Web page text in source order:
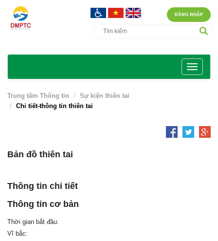
ĐĂNG NHẬP
Trung tâm Thông tin
Sự kiện thiên tai
Chi tiết-thông tin thiên tai
Bản đồ thiên tai
Thông tin chi tiết
Thông tin cơ bản
Thời gian bắt đầu:
Vĩ bắc: